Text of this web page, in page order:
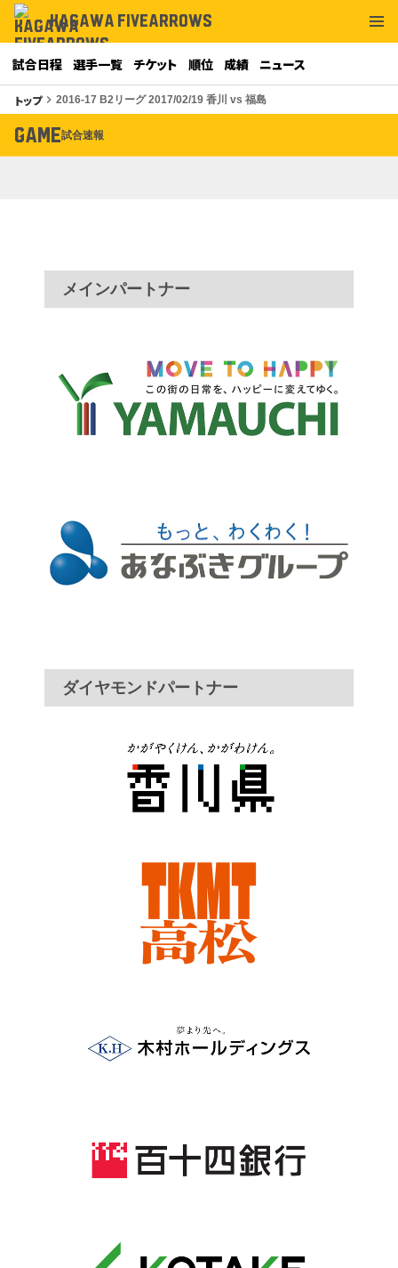
KAGAWA FIVEARROWS
試合日程 選手一覧 チケット 順位 成績 ニュース
トップkeyboard_arrow_right 2016-17 B2リーグ 2017/02/19 香川 vs 福島
GAME試合速報
メインパートナー
ダイヤモンドパートナー